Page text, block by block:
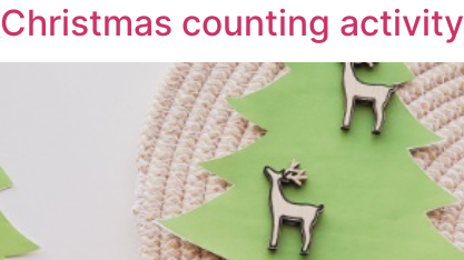
Christmas counting activity